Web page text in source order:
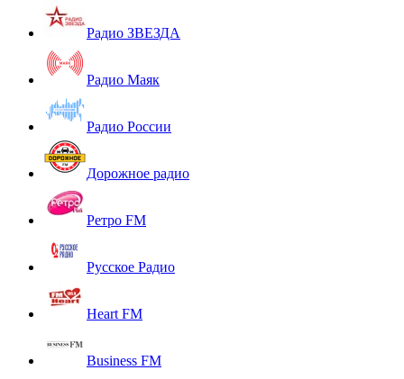
Радио ЗВЕЗДА
Радио Маяк
Радио России
Дорожное радио
Ретро FM
Русское Радио
Heart FM
Business FM